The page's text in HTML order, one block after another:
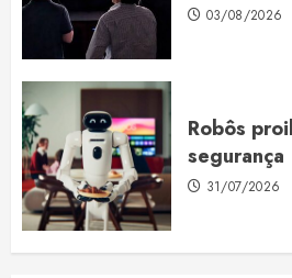
03/08/2026
Robôs
segurança
31/07/2026